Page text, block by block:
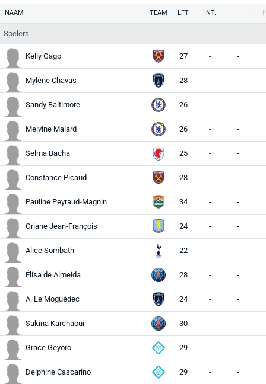
NAAM TEAM LFT. INT.
Spelers
Kelly Gago 27 - -
Mylène Chavas 28 - -
Sandy Baltimore 26 - -
Melvine Malard 26 - -
Selma Bacha 25 - -
Constance Picaud 28 - -
Pauline Peyraud-Magnin 34 - -
Oriane Jean-François 24 - -
Alice Sombath 22 - -
Élisa de Almeida 28 - -
A. Le Moguédec 24 - -
Sakina Karchaoui 30 - -
Grace Geyoro 29 - -
Delphine Cascarino 29 - -